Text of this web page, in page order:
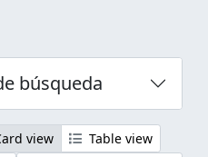
búsqueda
view
Table view